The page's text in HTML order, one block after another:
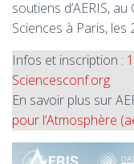
soutiens d’AERIS,
Sciences à Paris, les
Infos et inscription :
Sciencesconf.org
En savoir plus sur
pour l’Atmosphère